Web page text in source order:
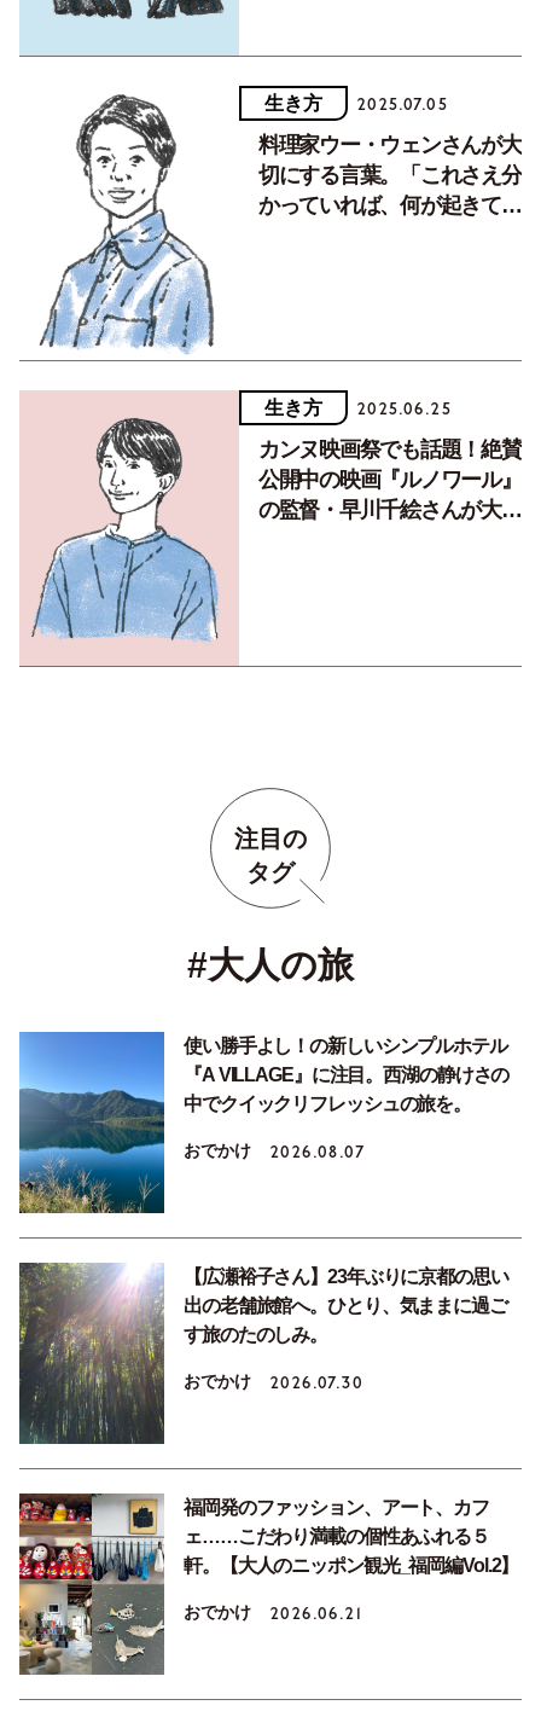
生き方 2025.07.05
料理家ウー・ウェンさんが大
切にする言葉。「これさえ分
かっていれば、何が起きても
生き方 2025.06.25
カンヌ映画祭でも話題！絶賛
公開中の映画『ルノワール』
の監督・早川千絵さんが大切
注目の
タグ
#大人の旅
使い勝手よし！の新しいシンプルホテル
『A VILLAGE』に注目。西湖の静けさの
中でクイックリフレッシュの旅を。
おでかけ 2026.08.07
【広瀬裕子さん】23年ぶりに京都の思い
出の老舗旅館へ。ひとり、気ままに過ご
す旅のたのしみ。
おでかけ 2026.07.30
福岡発のファッション、アート、カフ
ェ……こだわり満載の個性あふれる５
軒。【大人のニッポン観光_福岡編Vol.2】
おでかけ 2026.06.21